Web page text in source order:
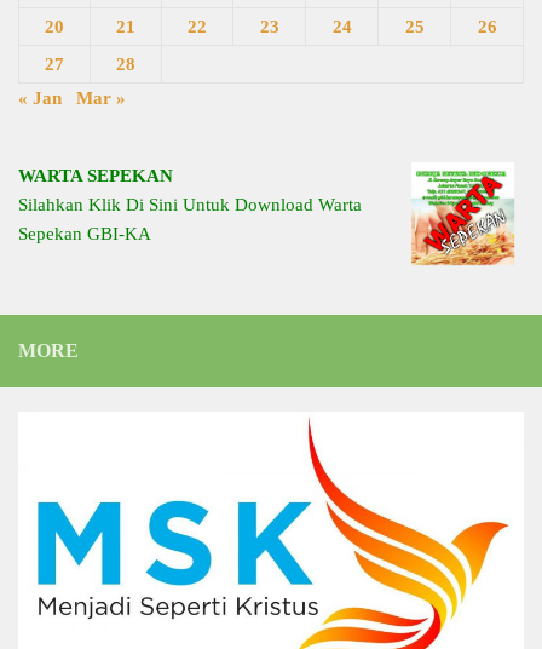
20 21 22 23 24 25
26
27
28
« Jan
Mar »
WARTA SEPEKAN
Silahkan Klik Di Sini Untuk Download Warta
Sepekan GBI-KA
MORE